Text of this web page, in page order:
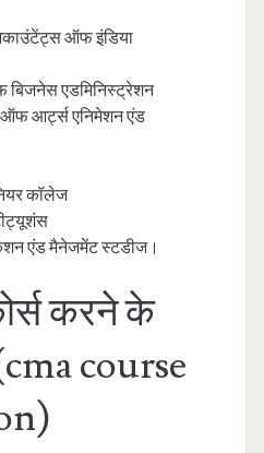
ऑफ इंडिया
एडमिनिस्ट्रेशन
आर्ट्स एनिमेशन एंड
कॉलेज
एंड मैनेजमेंट स्टडीज।
करने के
course